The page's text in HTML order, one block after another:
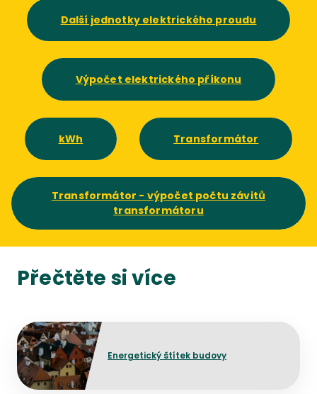
Další jednotky elektrického proudu
Výpočet elektrického příkonu
kWh Transformátor
Transformátor - výpočet počtu závitů
transformátoru
Přečtěte si více
Energetický štítek budovy
Přejít na detail článku